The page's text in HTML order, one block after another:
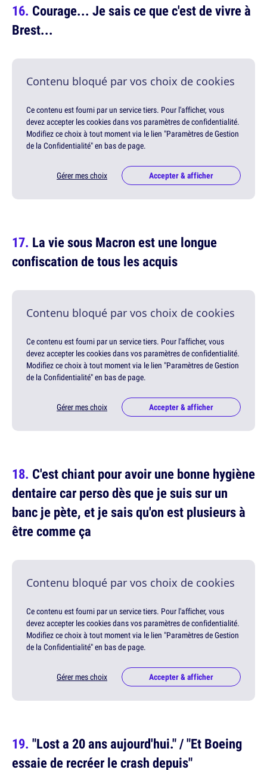
Courage... Je sais ce que c'est de vivre à
Brest...
Contenu bloqué par vos choix de cookies
Ce contenu est fourni par un service tiers. Pour l'afficher, vous
devez accepter les cookies dans vos paramètres de confidentialité.
Modifiez ce choix à tout moment via le lien "Paramètres de Gestion
de la Confidentialité" en bas de page.
Gérer mes choix Accepter & afficher
La vie sous Macron est une longue
confiscation de tous les acquis
Contenu bloqué par vos choix de cookies
Ce contenu est fourni par un service tiers. Pour l'afficher, vous
devez accepter les cookies dans vos paramètres de confidentialité.
Modifiez ce choix à tout moment via le lien "Paramètres de Gestion
de la Confidentialité" en bas de page.
Gérer mes choix Accepter & afficher
C'est chiant pour avoir une bonne hygiène
dentaire car perso dès que je suis sur un
banc je pète, et je sais qu'on est plusieurs à
être comme ça
Contenu bloqué par vos choix de cookies
Ce contenu est fourni par un service tiers. Pour l'afficher, vous
devez accepter les cookies dans vos paramètres de confidentialité.
Modifiez ce choix à tout moment via le lien "Paramètres de Gestion
de la Confidentialité" en bas de page.
Gérer mes choix Accepter & afficher
"Lost a 20 ans aujourd'hui." / "Et Boeing
essaie de recréer le crash depuis"